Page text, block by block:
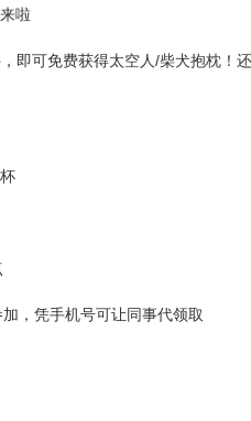
啦
即可免费获得太空人/柴犬抱枕！
，凭手机号可让同事代领取